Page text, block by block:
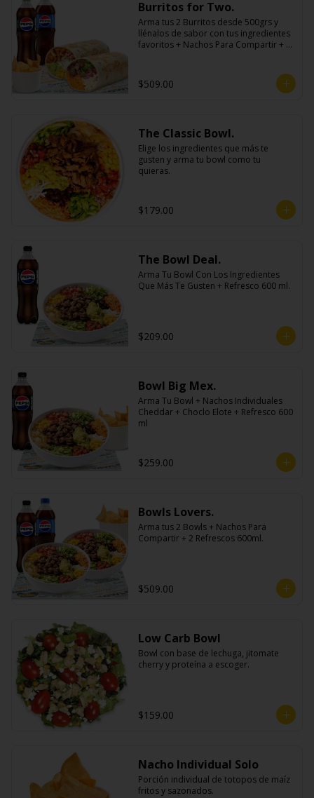
Burritos for Two.
Arma tus 2 Burritos desde 500grs y
llénalos de sabor con tus ingredientes
favoritos + Nachos Para Compartir + 2
$509.00
The Classic Bowl.
Elige los ingredientes que más te
gusten y arma tu bowl como tu
quieras.
$179.00
The Bowl Deal.
Arma Tu Bowl Con Los Ingredientes
Que Más Te Gusten + Refresco 600 ml.
$209.00
Bowl Big Mex.
Arma Tu Bowl + Nachos Individuales
Cheddar + Choclo Elote + Refresco 600
ml
$259.00
Bowls Lovers.
Arma tus 2 Bowls + Nachos Para
Compartir + 2 Refrescos 600ml.
$509.00
Low Carb Bowl
Bowl con base de lechuga, jitomate
cherry y proteína a escoger.
$159.00
Nacho Individual Solo
Porción individual de totopos de maíz
fritos y sazonados.